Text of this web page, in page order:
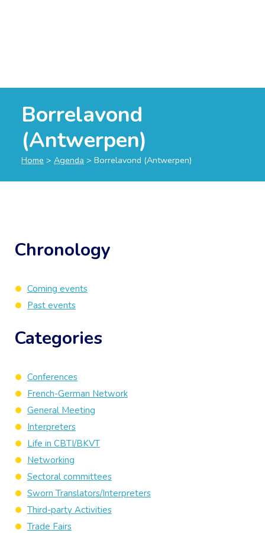
Borrelavond
(Antwerpen)
Home > Agenda > Borrelavond (Antwerpen)
Chronology
Coming events
Past events
Categories
Conferences
French-German Network
General Meeting
Interpreters
Life in CBTI/BKVT
Networking
Sectoral committees
Sworn Translators/Interpreters
Third-party Activities
Trade Fairs